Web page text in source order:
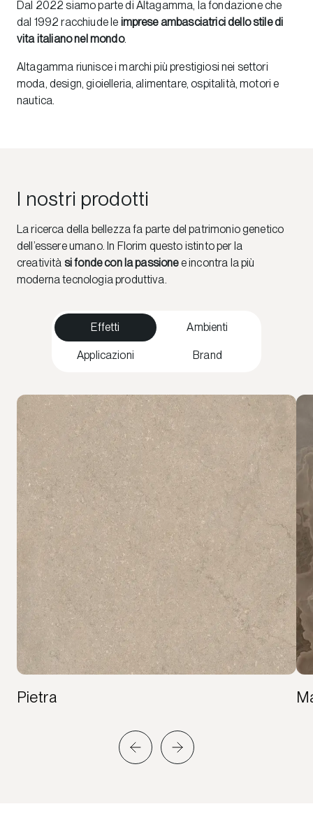
Dal 2022 siamo parte di Altagamma, la fondazione che
dal 1992 racchiude le imprese ambasciatrici dello stile di
vita italiano nel mondo.
Altagamma riunisce i marchi più prestigiosi nei settori
moda, design, gioielleria, alimentare, ospitalità, motori e
nautica.
I nostri prodotti
La ricerca della bellezza fa parte del patrimonio genetico
dell’essere umano. In Florim questo istinto per la
creatività si fonde con la passionee incontra la più
moderna tecnologia produttiva.
Effetti Ambienti
Applicazioni Brand
Pietra